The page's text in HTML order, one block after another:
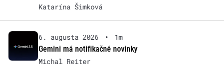
Katarína Šimková
6. augusta 2026 •
1m
Gemini má notifikačné novinky
Michal Reiter